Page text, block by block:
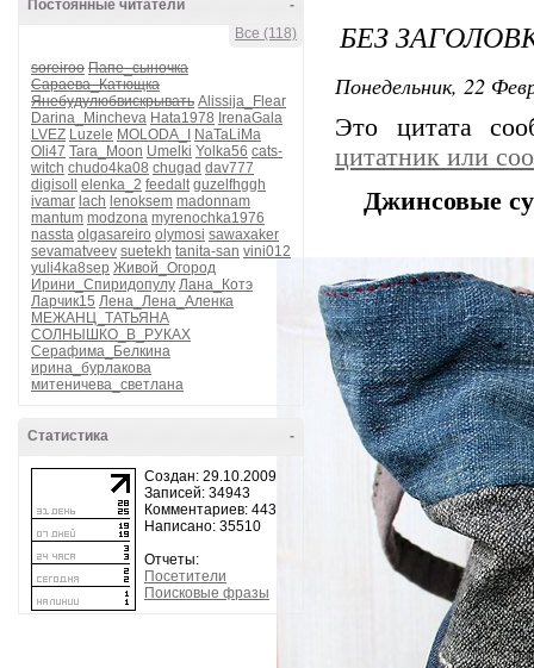
-
Постоянные читатели
Все (118)
soreiroo Папе_сыночка
Сараева_Катющка
Янебудулюбвискрывать Alissija_Flear
Darina_Mincheva Hata1978 IrenaGala
LVEZ Luzele MOLODA_I
NaTaLiMa
Oli47 Tara_Moon Umelki Yolka56 cats-
witch chudo4ka08 chugad dav777
digisoll
elenka_2 feedalt guzelfhggh
ivamar lach lenoksem madonnam
mantum modzona myrenochka1976
nassta olgasareiro olymosi sawaxaker
sevamatveev suetekh tanita-san vini012
yuli4ka8sep Живой_Огород
Ирини_Спиридопулу Лана_Котэ
Ларчик15 Лена_Лена_Аленка
МЕЖАНЦ_ТАТЬЯНА
СОЛНЫШКО_В_РУКАХ
Серафима_Белкина
ирина_бурлакова
митеничева_светлана
-
Статистика
Создан: 29.10.2009
Записей: 34943
Комментариев: 443
Написано: 35510
Отчеты:
Посетители
Поисковые фразы
БЕЗ
Понедельник, 22
Это цитата
цитатник или
Джинсовые